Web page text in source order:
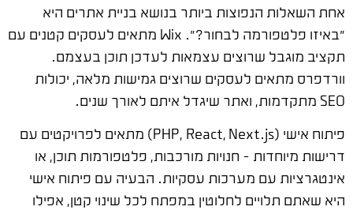
אחת השאלות הנפוצות ביותר בנושא בניית אתרים היא
"באיזו פלטפורמה לבחור?". Wix מתאים לעסקים קטנים עם
תקציב מוגבל שרוצים עצמאות לעדכן תוכן בעצמם.
וורדפרס מתאים לעסקים שרוצים גמישות מלאה, יכולות
SEO מתקדמות, ואתר שיגדל איתם לאורך שנים.
פיתוח אישי (PHP, React, Next.js) מתאים לפרויקטים עם
דרישות מיוחדות – חנויות מורכבות, פלטפורמות תוכן, או
אינטגרציות עם מערכות עסקיות. הבעיה עם פיתוח אישי
היא שאתם תלויים לחלוטין במפתח לכל שינוי קטן, אפילו